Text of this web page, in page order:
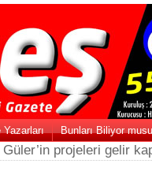
Bunları Biliyor
projeleri gelir